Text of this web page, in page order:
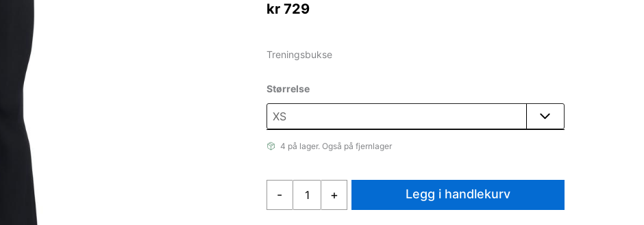
kr729
Treningsbukse
Størrelse
4 på lager. Også på fjernlager
- + Legg i handlekurv